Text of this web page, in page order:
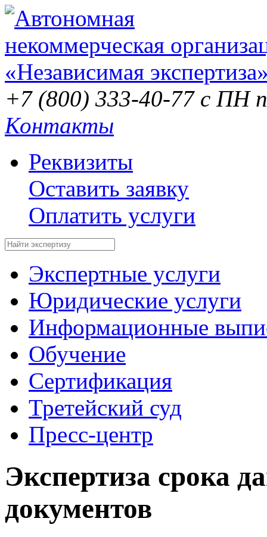
+7 (800) 333-40-77 с ПН
Контакты
Реквизиты
Оставить заявку
Оплатить услуги
Экспертные услуги
Юридические услуги
Информационные
Обучение
Сертификация
Третейский суд
Пресс-центр
Экспертиза срока
документов